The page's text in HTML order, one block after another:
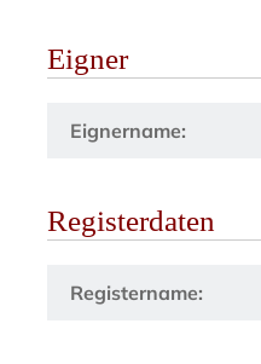
Eigner
Eignername:
Registerdaten
Registername: